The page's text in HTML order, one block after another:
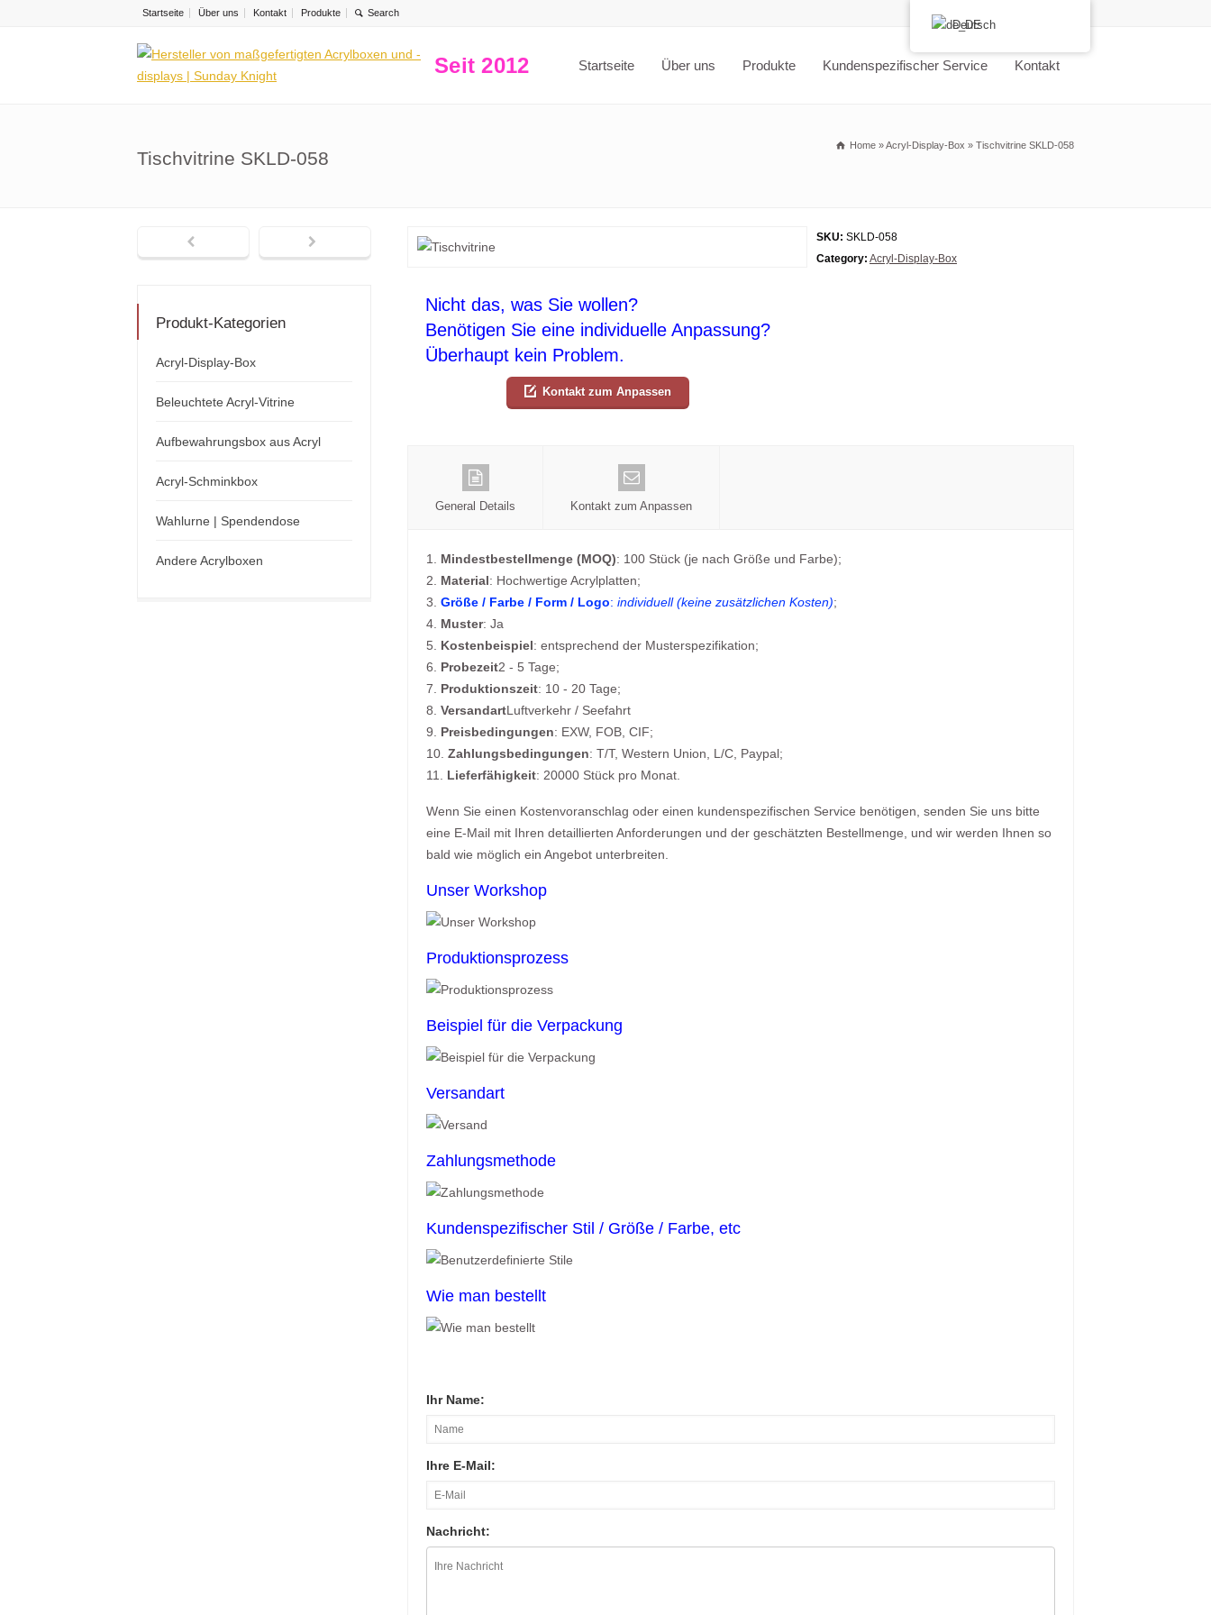
Startseite Über uns Kontakt Produkte
Seit 2012 Startseite Über uns Produkte Kundenspezifischer Service Kontakt
Tischvitrine SKLD-058
Home »Acryl-Display-Box » Tischvitrine SKLD-058
SKU: SKLD-058
Category: Acryl-Display-Box
Nicht das, was Sie wollen?
Benötigen Sie eine individuelle Anpassung?
Überhaupt kein Problem.
Kontakt zum Anpassen
General Details Kontakt zum Anpassen
1. Mindestbestellmenge (MOQ): 100 Stück (je nach Größe und Farbe);
2. Material: Hochwertige Acrylplatten;
3. Größe / Farbe / Form / Logo: individuell (keine zusätzlichen Kosten);
4. Muster: Ja
5. Kostenbeispiel: entsprechend der Musterspezifikation;
6. Probezeit2 - 5 Tage;
7. Produktionszeit: 10 - 20 Tage;
8. VersandartLuftverkehr / Seefahrt
9. Preisbedingungen: EXW, FOB, CIF;
10. Zahlungsbedingungen: T/T, Western Union, L/C, Paypal;
11. Lieferfähigkeit: 20000 Stück pro Monat.
Wenn Sie einen Kostenvoranschlag oder einen kundenspezifischen Service benötigen, senden Sie uns bitte
eine E-Mail mit Ihren detaillierten Anforderungen und der geschätzten Bestellmenge, und wir werden Ihnen so
bald wie möglich ein Angebot unterbreiten.
Unser Workshop
Produktionsprozess
Beispiel für die Verpackung
Versandart
Zahlungsmethode
Kundenspezifischer Stil / Größe / Farbe, etc
Wie man bestellt
Ihr Name:
Ihre E-Mail:
Nachricht:
Produkt-Kategorien
Acryl-Display-Box
Beleuchtete Acryl-Vitrine
Aufbewahrungsbox aus Acryl
Acryl-Schminkbox
Wahlurne | Spendendose
Andere Acrylboxen
Deutsch